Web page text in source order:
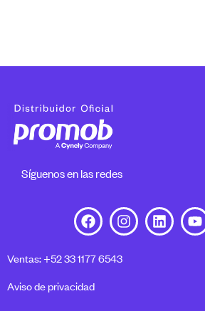
Síguenos en las redes
Ventas: +52 33 1177 6543
Aviso de privacidad